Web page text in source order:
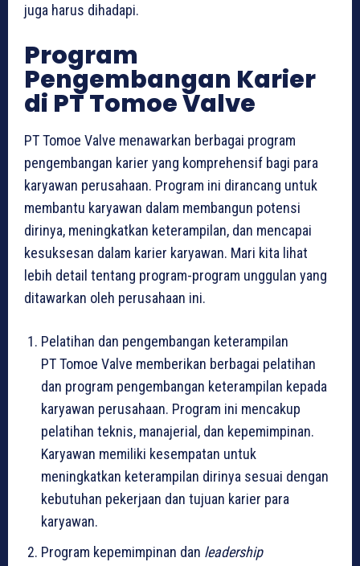
juga harus dihadapi.
Program
Pengembangan Karier
di PT Tomoe Valve
PT Tomoe Valve menawarkan berbagai program
pengembangan karier yang komprehensif bagi para
karyawan perusahaan. Program ini dirancang untuk
membantu karyawan dalam membangun potensi
dirinya, meningkatkan keterampilan, dan mencapai
kesuksesan dalam karier karyawan. Mari kita lihat
lebih detail tentang program-program unggulan yang
ditawarkan oleh perusahaan ini.
Pelatihan dan pengembangan keterampilan
PT Tomoe Valve memberikan berbagai pelatihan
dan program pengembangan keterampilan kepada
karyawan perusahaan. Program ini mencakup
pelatihan teknis, manajerial, dan kepemimpinan.
Karyawan memiliki kesempatan untuk
meningkatkan keterampilan dirinya sesuai dengan
kebutuhan pekerjaan dan tujuan karier para
karyawan.
Program kepemimpinan dan leadership